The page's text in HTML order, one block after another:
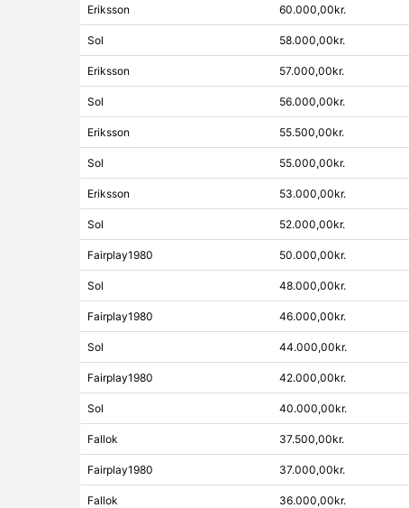
Eriksson 60.000,00kr.
Sol 58.000,00kr.
Eriksson 57.000,00kr.
Sol 56.000,00kr.
Eriksson 55.500,00kr.
Sol 55.000,00kr.
Eriksson 53.000,00kr.
Sol 52.000,00kr.
Fairplay1980 50.000,00kr.
Sol 48.000,00kr.
Fairplay1980 46.000,00kr.
Sol 44.000,00kr.
Fairplay1980 42.000,00kr.
Sol 40.000,00kr.
Fallok 37.500,00kr.
Fairplay1980 37.000,00kr.
Fallok 36.000,00kr.